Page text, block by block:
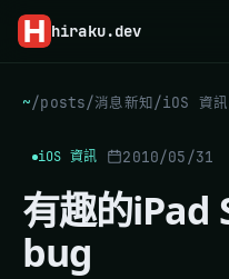
hiraku.dev
~/posts/消息新知/iOS 資訊
iOS 資訊 2010/05/31
有趣的
bug